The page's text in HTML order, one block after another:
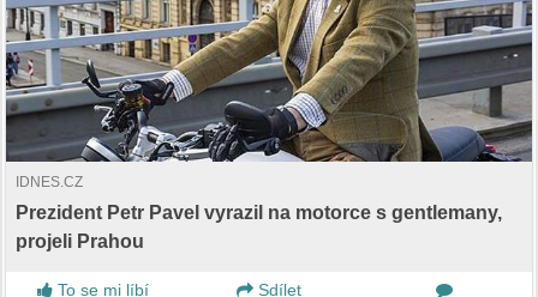
IDNES.CZ
Prezident Petr Pavel vyrazil na motorce s gentlemany,
projeli Prahou
To se mi líbí Sdílet